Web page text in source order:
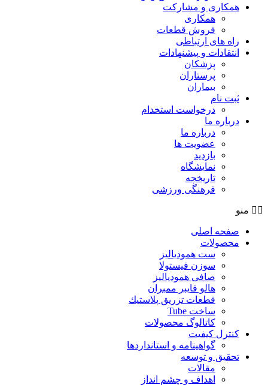
همکاری و مشارکت
همکاری
فروش قطعات
راه های ارتباطی
انتقادات و پيشنهادات
پزشكان
پرستاران
بيماران
ثبت نام
درخواست استخدام
درباره ما
درباره ما
عضویت ها
بازدید
نمایشگاه
تاريخچه
فرهنگی ورزشی
منو
صفحه اصلی
محصولات
ست همودیالیز
سوزن فیستولا
صافی همودیالیز
هالو فایبر ممبران
قطعات تزريق پلاستيك
ساخت Tube
کاتالوگ محصولات
کنترل کیفیت
گواهينامه و استانداردها
تحقيق و توسعه
مقالات
اهداف و چشم انداز